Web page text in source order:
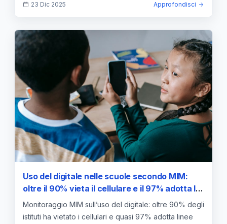
23 Dic 2025 Approfondisci
Uso del digitale nelle scuole secondo MIM:
oltre il 90% vieta il cellulare e il 97% adotta le
linee guida sull’Intelligenza Artificiale
Monitoraggio MIM sull’uso del digitale: oltre 90% degli
istituti ha vietato i cellulari e quasi 97% adotta linee